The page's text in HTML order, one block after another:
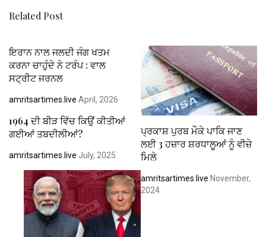
Related Post
ਇਰਾਨ ਨਾਲ ਜਲਦੀ ਜੰਗ ਖਤਮ
ਕਰਨਾ ਚਾਹੁੰਦੇ ਨੇ ਟਰੰਪ : ਵਾਲ
ਸਟ੍ਰੀਟ ਜਰਨਲ
amritsartimes.live April, 2026
ਪ੍ਰਕਾਸ਼ ਪੁਰਬ ਮੌਕੇ ਪਾਕਿ ਜਾਣ
ਲਈ 3 ਹਜ਼ਾਰ ਸ਼ਰਧਾਲੂਆਂ ਨੂੰ ਵੀਜ਼ੇ
ਮਿਲੇ
amritsartimes.live November,
2024
1964 ਦੀ ਬੀੜ ਵਿੱਚ ਕਿਉਂ ਕੀਤੀਆਂ
ਗਈਆਂ ਤਬਦੀਲੀਆਂ?
amritsartimes.live July, 2025